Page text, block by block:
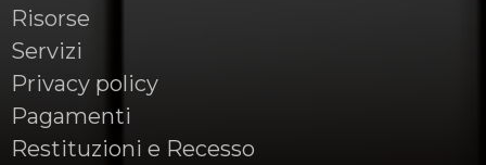
Risorse
Servizi
Privacy policy
Pagamenti
Restituzioni e Recesso